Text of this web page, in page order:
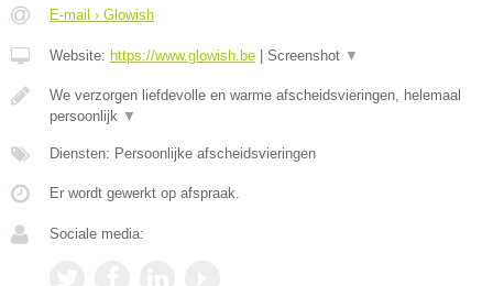
E-mail › Glowish
Website: https://www.glowish.be Screenshot ▼
We verzorgen liefdevolle en warme afscheidsvieringen, helemaal
persoonlijk ▼
Diensten: Persoonlijke afscheidsvieringen
Er wordt gewerkt op afspraak.
Sociale media: